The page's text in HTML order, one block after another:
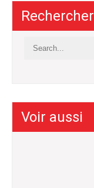
Rechercher
Voir aussi